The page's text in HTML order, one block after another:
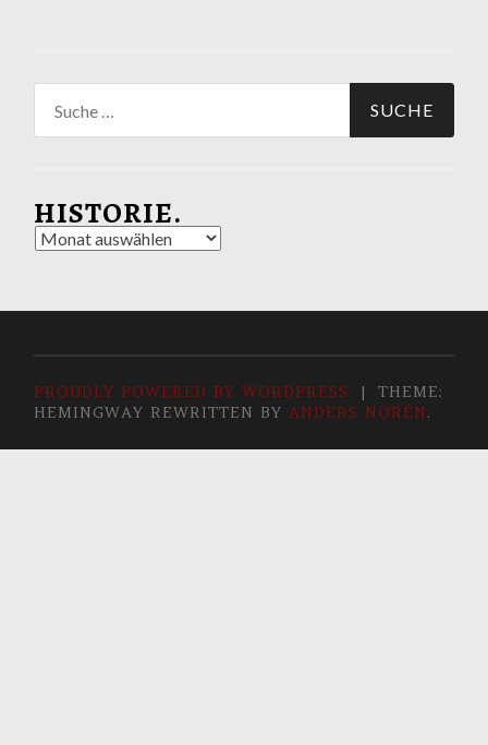
nach:
HISTORIE.
Historie.
PROUDLY POWERED BY WORDPRESS |
THEME:
HEMINGWAY REWRITTEN BYANDERS NORÉN.